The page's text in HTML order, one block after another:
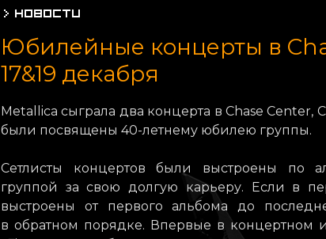
Юбилейные концерты в
17&19 декабря
Metallica сыграла два концерта в Chase Center,
были посвящены 40-летнему юбилею группы.
Сетлисты концертов были выстроены по
группой за свою долгую карьеру. Если в
выстроены от первого альбома до
в обратном порядке. Впервые в концертном